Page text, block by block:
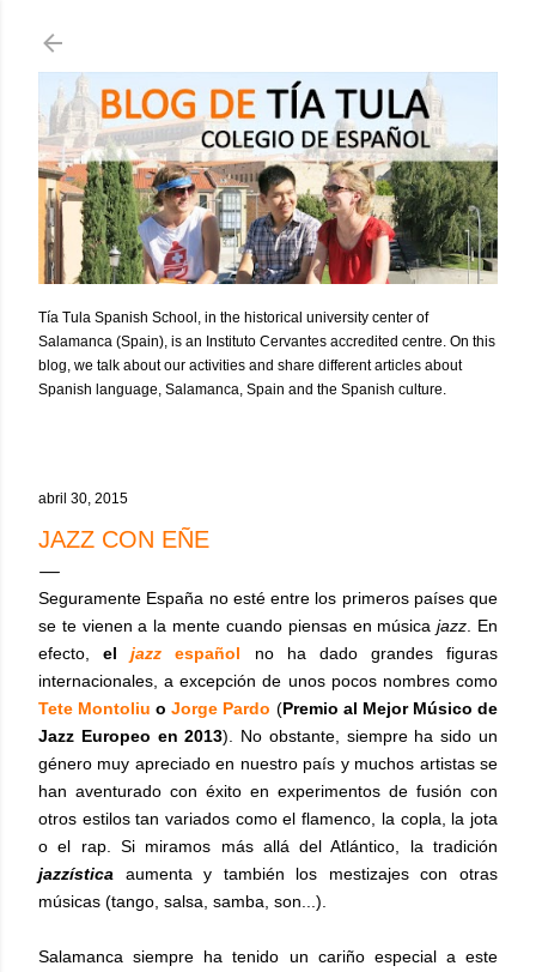
Tía Tula Spanish School, in the historical university center of
Salamanca (Spain), is an Instituto Cervantes accredited centre. On this
blog, we talk about our activities and share different articles about
Spanish language, Salamanca, Spain and the Spanish culture.
abril 30, 2015
JAZZ CON EÑE
Seguramente España no esté entre los primeros países que
se te vienen a la mente cuando piensas en músicajazz . En
efecto,eljazz español no ha dado grandes figuras
internacionales, a excepción de unos pocos nombres como
Tete Montoliu oJorge Pardo (Premio al Mejor Músico de
Jazz Europeo en 2013). No obstante, siempre ha sido un
género muy apreciado en nuestro país y muchos artistas se
han aventurado con éxito en experimentos de fusión con
otros estilos tan variados como el flamenco, la copla, la jota
o el rap. Si miramos más allá del Atlántico, la tradición
jazzística aumenta y también los mestizajes con otras
músicas (tango, salsa, samba, son...).
Salamanca siempre ha tenido un cariño especial a este